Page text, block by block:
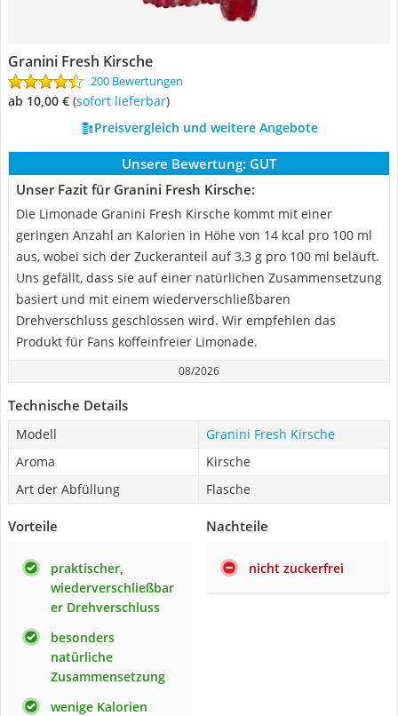
Granini Fresh Kirsche
200 Bewertungen
ab 10,00 € ( Sofort lieferbar)
Preisvergleich und weitere Angebote
Unsere Bewertung: GUT
Unser Fazit für Granini Fresh Kirsche:
Die Limonade Granini Fresh Kirsche kommt mit einer
geringen Anzahl an Kalorien in Höhe von 14 kcal pro 100 ml
aus, wobei sich der Zuckeranteil auf 3,3 g pro 100 ml beläuft.
Uns gefällt, dass sie auf einer natürlichen Zusammensetzung
basiert und mit einem wiederverschließbaren
Drehverschluss geschlossen wird. Wir empfehlen das
Produkt für Fans koffeinfreier Limonade.
08/2026
Technische Details
Modell
Granini Fresh Kirsche
Aroma
Kirsche
Art der Abfüllung
Flasche
Vorteile
praktischer,
wiederverschließbar
er Drehverschluss
besonders
natürliche
Zusammensetzung
wenige Kalorien
Nachteile
nicht zuckerfrei